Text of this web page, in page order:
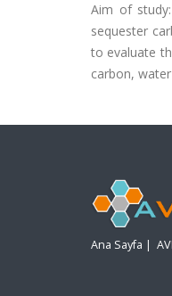
Aim of
sequester
to evaluate
carbon,
Ana Sayfa |